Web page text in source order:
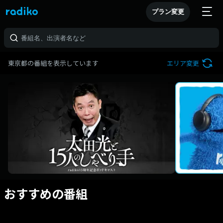
プラン変更
東京都の番組を表示しています エリア変更
おすすめの番組